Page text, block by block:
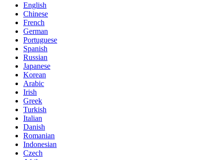
English
Chinese
French
German
Portuguese
Spanish
Russian
Japanese
Korean
Arabic
Irish
Greek
Turkish
Italian
Danish
Romanian
Indonesian
Czech